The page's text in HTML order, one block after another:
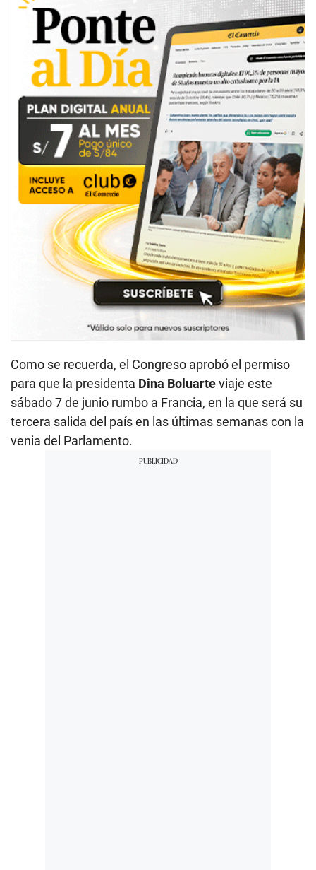
Como se recuerda, el Congreso aprobó el permiso
para que la presidenta Dina Boluarteviaje este
sábado 7 de junio rumbo a Francia, en la que será su
tercera salida del país en las últimas semanas con la
venia del Parlamento.